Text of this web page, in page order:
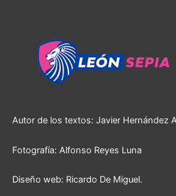
Autor de los textos: Javier Hernández
Fotografía: Alfonso Reyes Luna
Diseño web: Ricardo De Miguel.